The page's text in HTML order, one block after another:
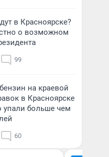
в Красноярске?
о возможном
99
на краевой
в Красноярске
упали больше чем
60